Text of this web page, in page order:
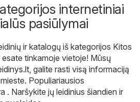
internetiniai
pasiūlymai
ir katalogų iš kategorijos Kitos
tinkamoje vietoje! Mūsų
, galite rasti visą informaciją
Populiariausios
. Naršykite jų leidinius šiandien ir